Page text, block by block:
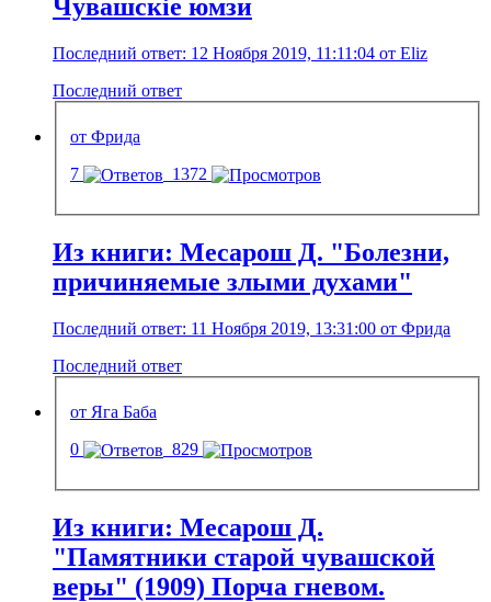
Чувашскіе юмзи
Последний ответ: 12 Ноября 2019, 11:11:04 от Eliz
Последний ответ
от Фрида
7
1372
Из книги: Месарош Д. "Болезни,
причиняемые злыми духами"
Последний ответ: 11 Ноября 2019, 13:31:00 от Фрида
Последний ответ
от Яга Баба
0
829
Из книги: Месарош Д.
"Памятники старой чувашской
веры" (1909) Порча гневом.